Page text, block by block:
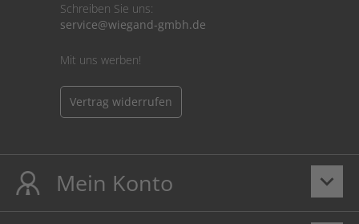
Schreiben Sie uns:
service@wiegand-gmbh.de
Mit uns werben!
Vertrag widerrufen
keyboard_arrow_down
Mein Konto